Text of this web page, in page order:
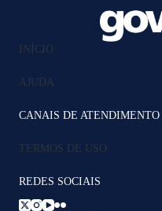
INÍCIO
AJUDA
CANAIS DE ATENDIMENTO
TERMOS DE USO
REDES SOCIAIS